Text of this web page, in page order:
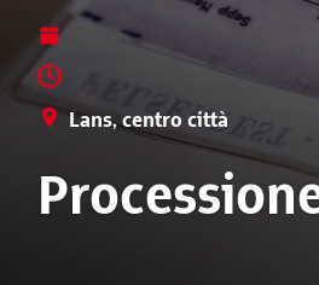
Lans, centro città